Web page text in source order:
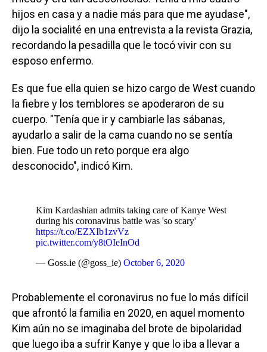
hijos en casa y a nadie más para que me ayudase",
dijo la socialité en una entrevista a la revista Grazia,
recordando la pesadilla que le tocó vivir con su
esposo enfermo.
Es que fue ella quien se hizo cargo de West cuando
la fiebre y los temblores se apoderaron de su
cuerpo. "Tenía que ir y cambiarle las sábanas,
ayudarlo a salir de la cama cuando no se sentía
bien. Fue todo un reto porque era algo
desconocido", indicó Kim.
Kim Kardashian admits taking care of Kanye West
during his coronavirus battle was 'so scary'
https://t.co/EZXIb1zvVz
pic.twitter.com/y8tOIeInOd
— Goss.ie (@goss_ie) October 6, 2020
Probablemente el coronavirus no fue lo más difícil
que afrontó la familia en 2020, en aquel momento
Kim aún no se imaginaba del brote de bipolaridad
que luego iba a sufrir Kanye y que lo iba a llevar a